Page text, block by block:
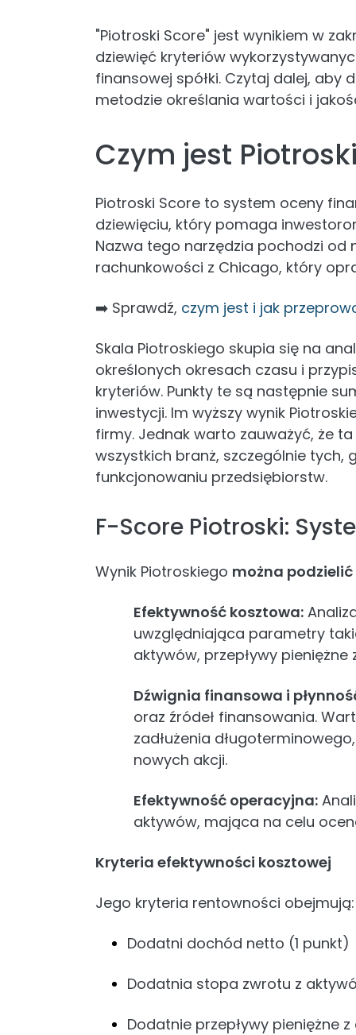
"Piotroski Score" jest wynikiem w
dziewięć kryteriów
finansowej spółki. Czytaj dalej, aby
metodzie określania wartości i
Czym jest
Piotroski Score to system oceny
dziewięciu, który pomaga
Nazwa tego narzędzia pochodzi od
rachunkowości z Chicago, który
➡️ Sprawdź, czym jest i jak
Skala Piotroskiego skupia się na
określonych okresach czasu i
kryteriów. Punkty te są następnie
inwestycji. Im wyższy wynik
firmy. Jednak warto zauważyć, że
wszystkich branż, szczególnie tych,
funkcjonowaniu przedsiębiorstw.
F-Score Piotroski:
Wynik Piotroskiego można
Efektywność kosztowa:
uwzględniająca parametry
aktywów, przepływy
Dźwignia finansowa i
oraz źródeł finansowania.
zadłużenia
nowych akcji.
Efektywność operacyjna:
aktywów, mająca na celu
Kryteria efektywności kosztowej
Jego kryteria rentowności obejmują:
Dodatni dochód netto (1 punkt)
Dodatnia stopa zwrotu z
Dodatnie przepływy pieniężne